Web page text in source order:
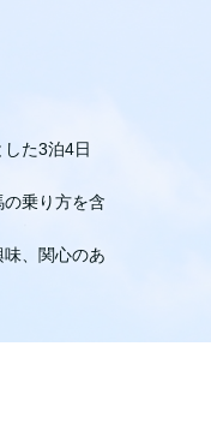
た3泊4日
乗り方を含
、関心のあ